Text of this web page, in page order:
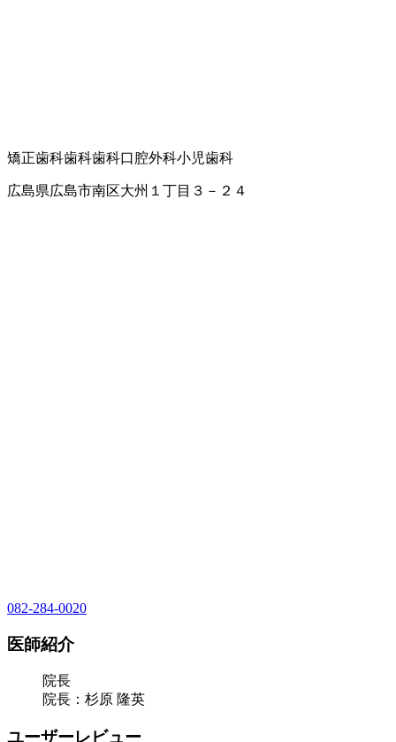
矯正歯科歯科歯科口腔外科小児歯科
広島県広島市南区大州１丁目３－２４
082-284-0020
医師紹介
院長
院長：杉原 隆英
ユーザーレビュー